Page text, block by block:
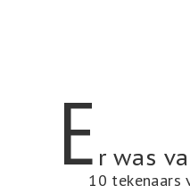
er was
10 tekenaars